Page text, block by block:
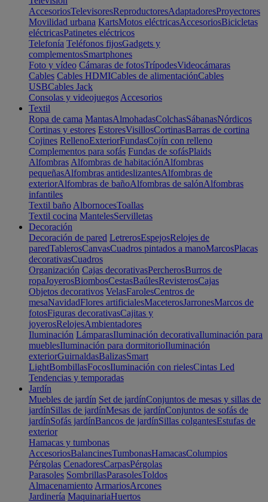
AccesoriosTelevisoresReproductoresAdaptadoresProyectores
Movilidad urbana KartsMotos eléctricasAccesoriosBicicletas
eléctricasPatinetes eléctricos
Telefonía Teléfonos fijosGadgets y
complementosSmartphones
Foto y vídeo Cámaras de fotosTrípodesVideocámaras
Cables Cables HDMICables de alimentaciónCables
USBCables Jack
Consolas y videojuegos Accesorios
Textil
Ropa de cama MantasAlmohadasColchasSábanasNórdicos
Cortinas y estores EstoresVisillosCortinasBarras de cortina
Cojines RellenoExteriorFundasCojín con relleno
Complementos para sofás Fundas de sofásPlaids
Alfombras Alfombras de habitaciónAlfombras
pequeñasAlfombras antideslizantesAlfombras de
exteriorAlfombras de bañoAlfombras de salónAlfombras
infantiles
Textil baño AlbornocesToallas
Textil cocina MantelesServilletas
Decoración
Decoración de pared LetrerosEspejosRelojes de
paredTablerosCanvasCuadros pintados a manoMarcosPlacas
decorativasCuadros
Organización Cajas decorativasPercherosBurros de
ropaJoyerosBiombosCestasBaúlesRevisterosCajas
Objetos decorativos VelasFarolesCentros de
mesaNavidadFlores artificialesMaceterosJarronesMarcos de
fotosFiguras decorativasCajitas y
joyerosRelojesAmbientadores
Iluminación LámparasIluminación decorativaIluminación para
mueblesIluminación para dormitorioIluminación
exteriorGuirnaldasBalizasSmart
LightBombillasFocosIluminación con rielesCintas Led
Tendencias y temporadas
Jardín
Muebles de jardín Set de jardínConjuntos de mesas y sillas de
jardínSillas de jardínMesas de jardínConjuntos de sofás de
jardínSofás jardínBancos de jardínSillas colgantesEstufas de
exterior
Hamacas y tumbonas
AccesoriosBalancinesTumbonasHamacasColumpios
Pérgolas CenadoresCarpasPérgolas
Parasoles SombrillasParasolesToldos
Almacenamiento ArmariosArcones
Jardinería MaquinariaHuertos